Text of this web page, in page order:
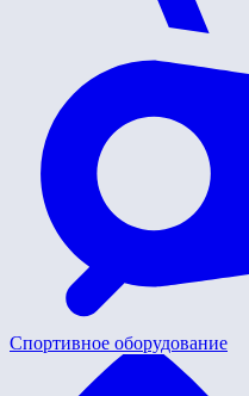
Спортивное оборудование